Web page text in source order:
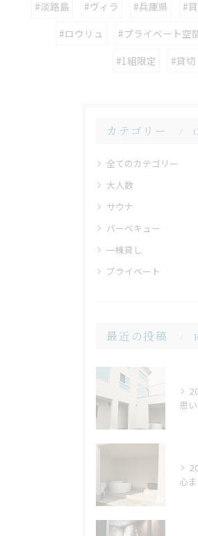
#淡路島 #ヴィラ #兵庫県 #
#ロウリュ
#プライベート空
#1組限定
#貸切
カテゴリー
全てのカテゴリー
大人数
サウナ
バーベキュー
一棟貸し
プライベート
最近の投稿